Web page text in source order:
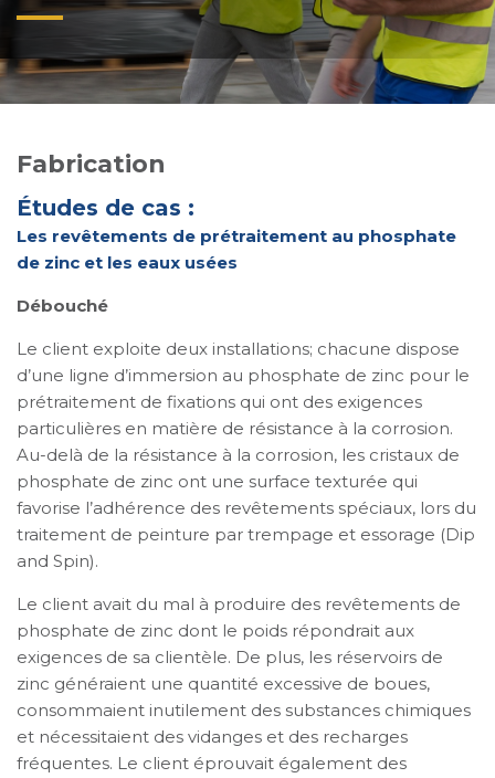
Fabrication
Études de cas :
Les revêtements de prétraitement au phosphate
de zinc et les eaux usées
Débouché
Le client exploite deux installations; chacune dispose
d’une ligne d’immersion au phosphate de zinc pour le
prétraitement de fixations qui ont des exigences
particulières en matière de résistance à la corrosion.
Au-delà de la résistance à la corrosion, les cristaux de
phosphate de zinc ont une surface texturée qui
favorise l’adhérence des revêtements spéciaux, lors du
traitement de peinture par trempage et essorage (Dip
and Spin).
Le client avait du mal à produire des revêtements de
phosphate de zinc dont le poids répondrait aux
exigences de sa clientèle. De plus, les réservoirs de
zinc généraient une quantité excessive de boues,
consommaient inutilement des substances chimiques
et nécessitaient des vidanges et des recharges
fréquentes. Le client éprouvait également des